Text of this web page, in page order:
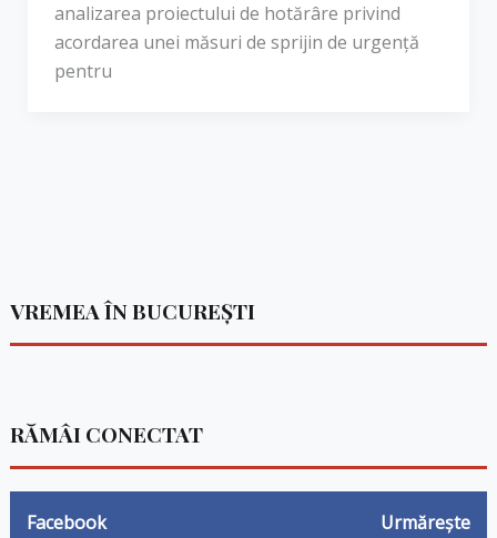
analizarea proiectului de hotărâre privind
acordarea unei măsuri de sprijin de urgenţă
pentru
VREMEA ÎN BUCUREȘTI
RĂMÂI CONECTAT
Facebook Urmărește